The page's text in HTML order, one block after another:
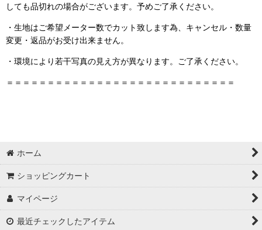
しても品切れの場合がございます。予めご了承ください。
・生地はご希望メーター数でカット致します為、キャンセル・数量
変更・返品がお受け出来ません。
・環境により若干写真の見え方が異なります。ご了承ください。
＝＝＝＝＝＝＝＝＝＝＝＝＝＝＝＝＝＝＝＝＝＝＝＝＝＝＝＝
ホーム
ショッピングカート
マイページ
最近チェックしたアイテム